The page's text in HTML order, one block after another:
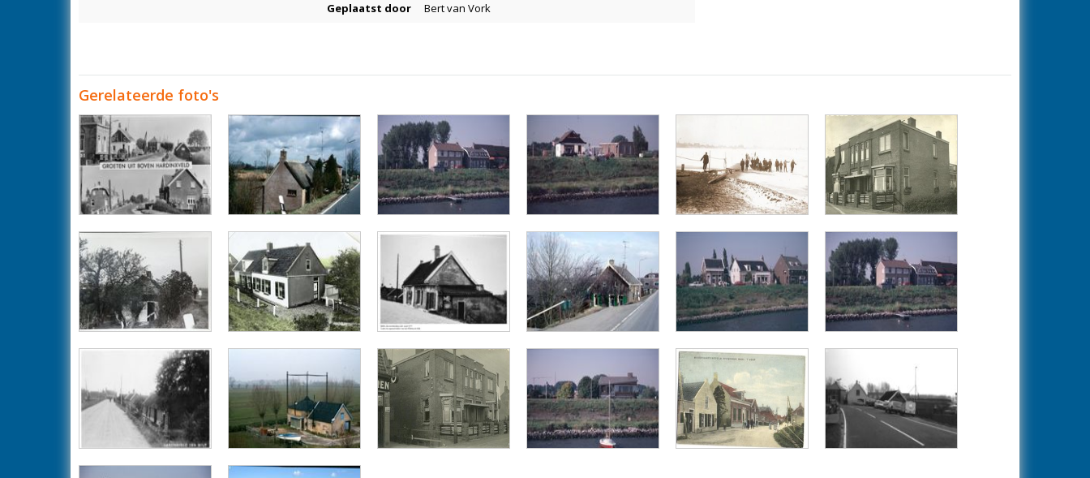
Geplaatst door Bert van Vork
Gerelateerde foto's